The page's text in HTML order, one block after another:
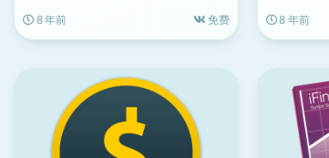
8 年前
免费
8 年前